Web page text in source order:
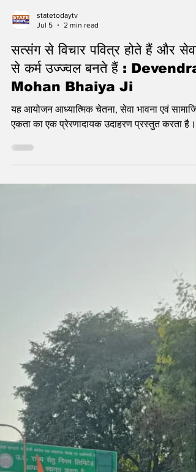
Jul 5
2 min read
सत्संग से विचार पवित्र होते हैं और सेवा
से कर्म उज्ज्वल बनते हैं : Devendra
Mohan Bhaiya Ji
यह आयोजन आध्यात्मिक चेतना, सेवा भावना एवं